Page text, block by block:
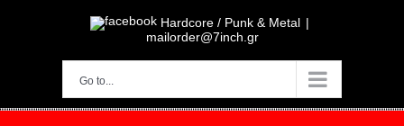
Hardcore / Punk & Metal |
mailorder@7inch.gr
Go to...